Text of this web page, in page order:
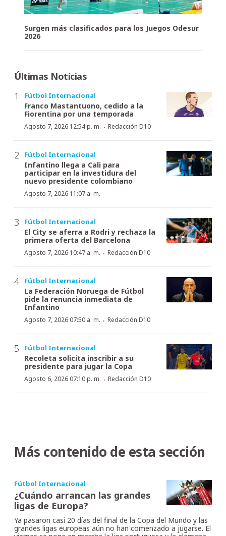
Surgen más clasificados para los Juegos Odesur
2026
Últimas Noticias
Fútbol Internacional
Franco Mastantuono, cedido a la
Fiorentina por una temporada
Agosto 7, 2026 12:54 p. m. · Redacción D10
Fútbol Internacional
Infantino llega a Cali para
participar en la investidura del
nuevo presidente colombiano
Agosto 7, 2026 11:07 a. m.
Fútbol Internacional
El City se aferra a Rodri y rechaza la
primera oferta del Barcelona
Agosto 7, 2026 10:47 a. m. · Redacción D10
Fútbol Internacional
La Federación Noruega de Fútbol
pide la renuncia inmediata de
Infantino
Agosto 7, 2026 07:50 a. m. · Redacción D10
Fútbol Internacional
Recoleta solicita inscribir a su
presidente para jugar la Copa
Agosto 6, 2026 07:10 p. m. · Redacción D10
Más contenido de esta sección
Fútbol Internacional
¿Cuándo arrancan las grandes
ligas de Europa?
Ya pasaron casi 20 días del final de la Copa del Mundo y las
grandes ligas europeas aún no han comenzado a jugarse. El